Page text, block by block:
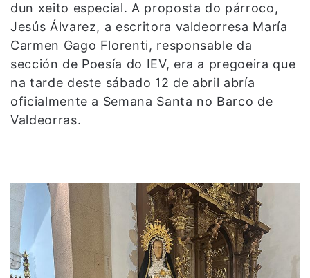
dun xeito especial. A proposta do párroco,
Jesús Álvarez, a escritora valdeorresa María
Carmen Gago Florenti, responsable da
sección de Poesía do IEV, era a pregoeira que
na tarde deste sábado 12 de abril abría
oficialmente a Semana Santa no Barco de
Valdeorras.